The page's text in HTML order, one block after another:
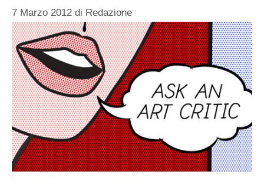
7 Marzo 2012 di Redazione